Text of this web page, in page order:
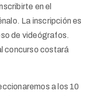
en el
La inscripción es
de videógrafos.
concurso costará
a los 10